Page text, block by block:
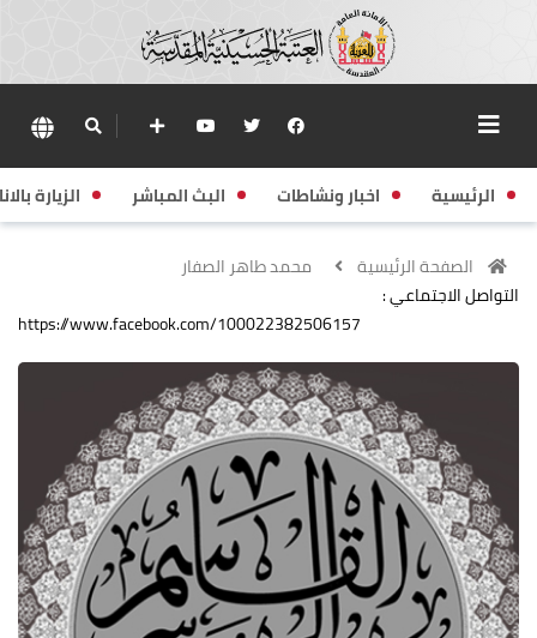
الرئيسية اخبار ونشاطات البث المباشر الزيارة
الصفحة الرئيسية
محمد طاهر الصفار
التواصل الاجتماعي :
https://www.facebook.com/100022382506157